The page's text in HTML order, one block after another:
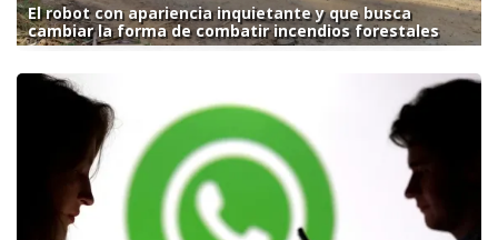
El robot con apariencia inquietante y que busca
cambiar la forma de combatir incendios forestales